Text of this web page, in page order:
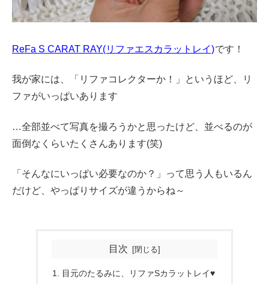
ReFa S CARAT RAY(リファエスカラットレイ)です！
我が家には、「リファコレクターか！」というほど、リ
ファがいっぱいあります
…全部並べて写真を撮ろうかと思ったけど、並べるのが
面倒なくらいたくさんあります(笑)
「そんなにいっぱい必要なのか？」って思う人もいるん
だけど、やっぱりサイズが違うからね～
目次
目元のたるみに、リファSカラットレイ♥